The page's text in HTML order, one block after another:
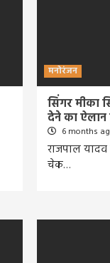
मनोरंजन
सिंगर मीका
देने का ऐलान
6 months
राजपाल
चेक…